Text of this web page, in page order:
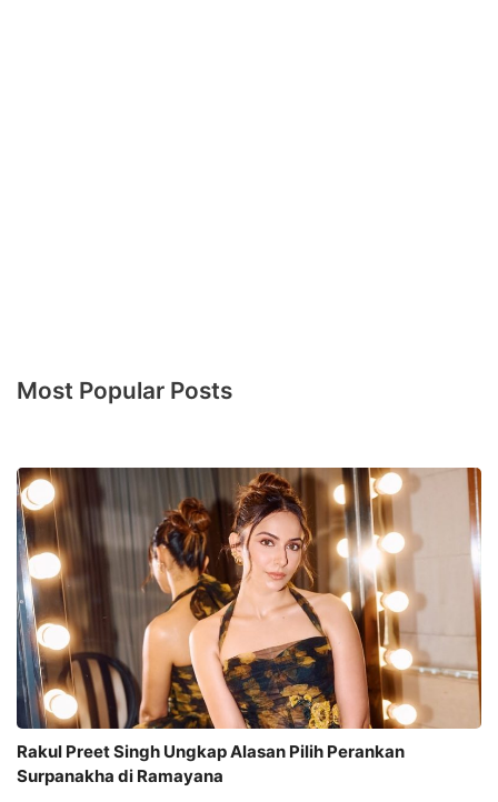
Most Popular Posts
Rakul Preet Singh Ungkap Alasan Pilih Perankan
Surpanakha di Ramayana